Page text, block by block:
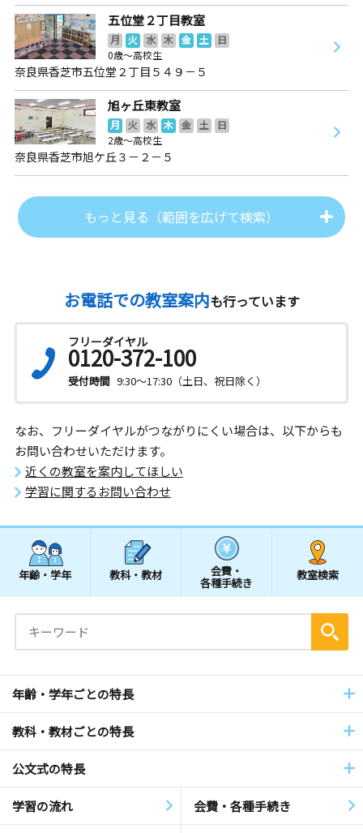
五位堂２丁目教室
月 火 水 木 金 土
日
0歳～高校生
奈良県香芝市五位堂２丁目５４９－５
旭ヶ丘東教室
月 火 水 木 金 土
日
2歳～高校生
奈良県香芝市旭ケ丘３－２－５
もっと見る（範囲を広げて検索）
お電話での教室案内も行っています
フリーダイヤル
0120-372-100
受付時間 9:30～17:30（土日、祝日除く）
なお、フリーダイヤルがつながりにくい場合は、以下からも
お問い合わせいただけます。
近くの教室を案内してほしい
学習に関するお問い合わせ
年齢・学年 教科・教材 会費・
各種手続き
教室検索
年齢・学年ごとの特長
教科・教材ごとの特長
公文式の特長
学習の流れ 会費・各種手続き